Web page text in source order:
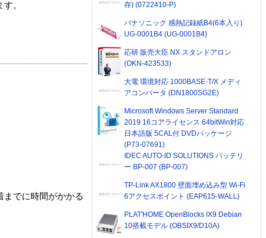
。
でに時間がかかる
存) (0722410-P)
パナソニック 感熱記録紙B4(6本入り)
UG-0001B4 (UG-0001B4)
応研 販売大臣 NX スタンドアロン
(OKN-423533)
大電 環境対応 1000BASE-T/X メディ
アコンバータ (DN1800SG2E)
Microsoft Windows Server Standard
2019 16コアライセンス 64bitWin対応
日本語版 5CAL付 DVDパッケージ
(P73-07691)
IDEC AUTO-ID SOLUTIONS バッテリ
ー BP-007 (BP-007)
TP-Link AX1800 壁面埋め込み型 Wi-Fi
6アクセスポイント (EAP615-WALL)
PLAT'HOME OpenBlocks IX9 Debian
10搭載モデル (OBSIX9/D10A)